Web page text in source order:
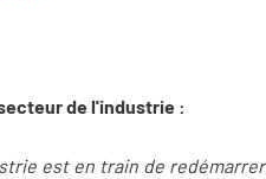
de l'industrie :
est en train de